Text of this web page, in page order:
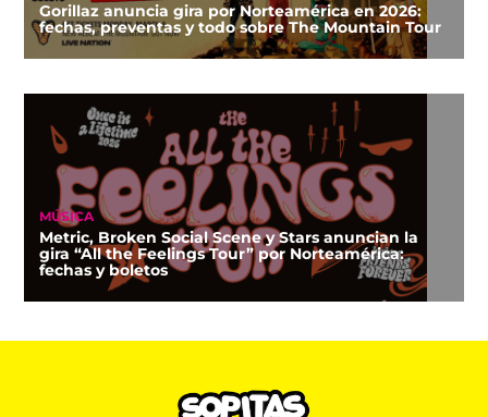
Gorillaz anuncia gira por Norteamérica en 2026:
fechas, preventas y todo sobre The Mountain Tour
MÚSICA
Metric, Broken Social Scene y Stars anuncian la
gira “All the Feelings Tour” por Norteamérica:
fechas y boletos